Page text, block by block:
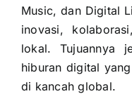
Music, dan Digital
inovasi,
lokal. Tujuannya
hiburan digital
di kancah global.